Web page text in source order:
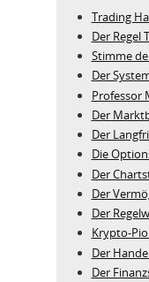
Trading
Der Regel
Stimme
Der
Professor
Der
Der
Die
Der
Der
Der
Krypto-
Der
Der